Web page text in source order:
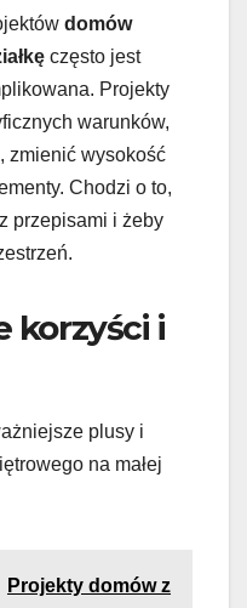
domów
często jest
Projekty
warunków,
zmienić wysokość
Chodzi o to,
przepisami i żeby
korzyści i
plusy i
na małej
Projekty domów z